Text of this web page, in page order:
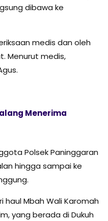
dibawa ke
medis dan oleh
Menurut medis,
Menerima
Polsek Paninggaran
hingga sampai ke
haul Mbah Wali Karomah
yang berada di Dukuh